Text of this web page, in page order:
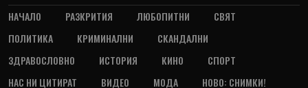
НАЧАЛО РАЗКРИТИЯ ЛЮБОПИТНИ
СВЯТ
ПОЛИТИКА
КРИМИНАЛНИ
СКАНДАЛНИ
ЗДРАВОСЛОВНО
ИСТОРИЯ КИНО
СПОРТ
НАС НИ ЦИТИРАТ
ВИДЕО МОДА
НОВО: СНИМКИ!